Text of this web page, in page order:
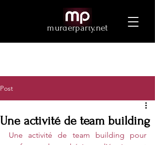
murderparty.net
Post
Une activité de team building
Une activité de team building pour